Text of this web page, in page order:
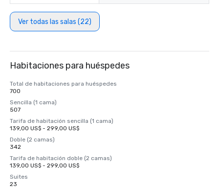
Ver todas las salas (22)
Habitaciones para huéspedes
Total de habitaciones para huéspedes
700
Sencilla (1 cama)
507
Tarifa de habitación sencilla (1 cama)
139,00 US$ - 299,00 US$
Doble (2 camas)
342
Tarifa de habitación doble (2 camas)
139,00 US$ - 299,00 US$
Suites
23